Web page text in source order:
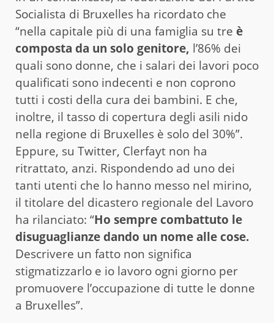
Socialista di Bruxelles ha ricordato che
“nella capitale più di una famiglia su tre è
composta da un solo genitore, l’86% dei
quali sono donne, che i salari dei lavori poco
qualificati sono indecenti e non coprono
tutti i costi della cura dei bambini. E che,
inoltre, il tasso di copertura degli asili nido
nella regione di Bruxelles è solo del 30%”.
Eppure, su Twitter, Clerfayt non ha
ritrattato, anzi. Rispondendo ad uno dei
tanti utenti che lo hanno messo nel mirino,
il titolare del dicastero regionale del Lavoro
ha rilanciato: “Ho sempre combattuto le
disuguaglianze dando un nome alle cose.
Descrivere un fatto non significa
stigmatizzarlo e io lavoro ogni giorno per
promuovere l’occupazione di tutte le donne
a Bruxelles”.